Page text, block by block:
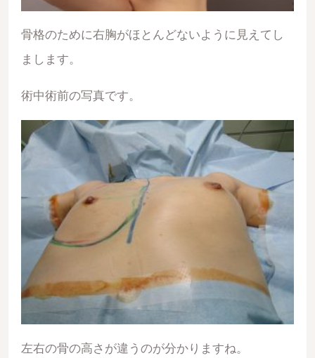
骨格のために右胸がほとんどないように見えてし
まします。
術中術前の写真です。
左右の骨の高さが違うのが分かりますね。